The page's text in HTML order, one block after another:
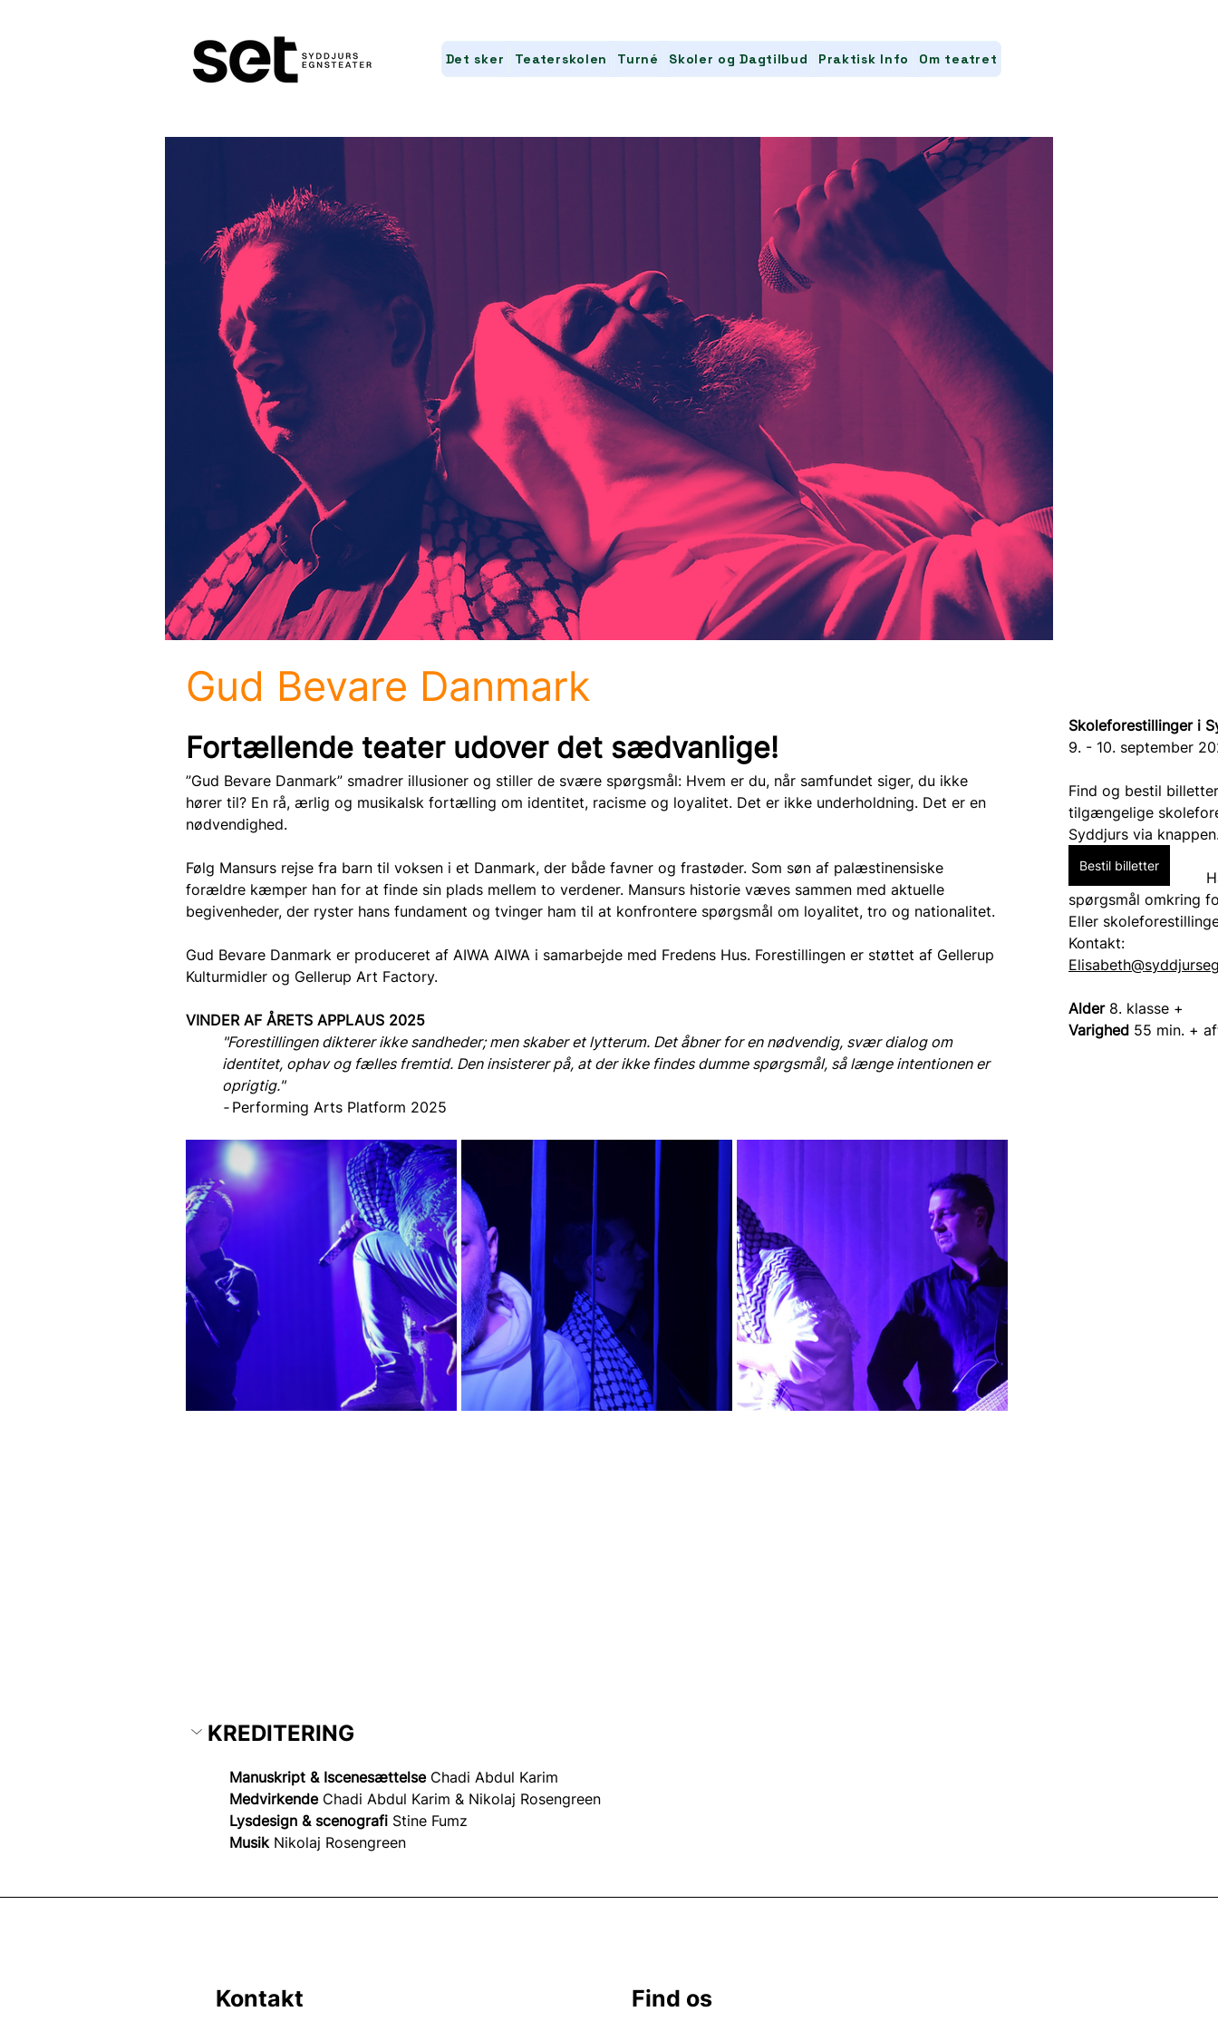
Det sker Teaterskolen Turné Skoler og Dagtilbud Praktisk Info Om teatret
Gud Bevare Danmark
Fortællende teater udover det sædvanlige!
”Gud Bevare Danmark” smadrer illusioner og stiller de svære spørgsmål: Hvem er du, når samfundet siger, du ikke
hører til? En rå, ærlig og musikalsk fortælling om identitet, racisme og loyalitet. Det er ikke underholdning. Det er en
nødvendighed.
Følg Mansurs rejse fra barn til voksen i et Danmark, der både favner og frastøder. Som søn af palæstinensiske
forældre kæmper han for at finde sin plads mellem to verdener. Mansurs historie væves sammen med aktuelle
begivenheder, der ryster hans fundament og tvinger ham til at konfrontere spørgsmål om loyalitet, tro og nationalitet.
Gud Bevare Danmark er produceret af AIWA AIWA i samarbejde med Fredens Hus. Forestillingen er støttet af Gellerup
Kulturmidler og Gellerup Art Factory.
VINDER AF ÅRETS APPLAUS 2025
"Forestillingen dikterer ikke sandheder; men skaber et lytterum. Det åbner for en nødvendig, svær dialog om
identitet, ophav og fælles fremtid. Den insisterer på, at der ikke findes dumme spørgsmål, så længe intentionen er
oprigtig."
- Performing Arts Platform 2025
KREDITERING
Manuskript & Iscenesættelse Chadi Abdul Karim
Medvirkende Chadi Abdul Karim & Nikolaj Rosengreen
Lysdesign & scenografi Stine Fumz
Musik Nikolaj Rosengreen
Skoleforestillinger i
9. - 10. september
Find og bestil
tilgængelige
Syddjurs via
Bestil billetter
spørgsmål omkring
Eller
Kontakt:
Alder 8. klasse +
Varighed 55 min. +
Kontakt Find os